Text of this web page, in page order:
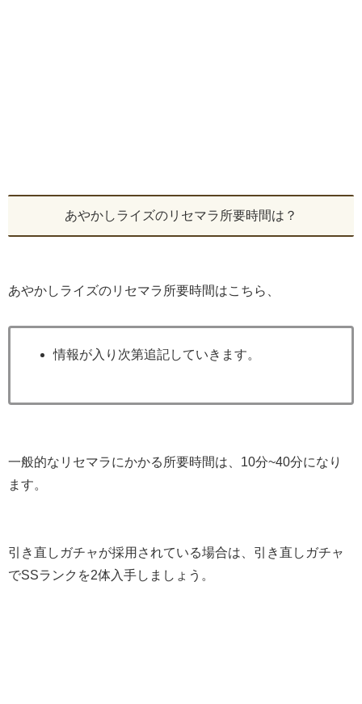
あやかしライズのリセマラ所要時間は？
あやかしライズのリセマラ所要時間はこちら、
情報が入り次第追記していきます。
一般的なリセマラにかかる所要時間は、10分~40分になり
ます。
引き直しガチャが採用されている場合は、引き直しガチャ
でSSランクを2体入手しましょう。